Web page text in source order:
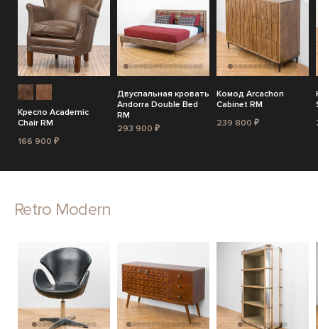
Кресло Academic
Chair RM
166 900 ₽
Двуспальная кровать
Andorra Double Bed
RM
293 900 ₽
Комод Arcachon
Cabinet RM
239 800 ₽
Retro Modern